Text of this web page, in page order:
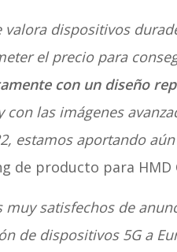
valora dispositivos
el precio para
con un diseño
con las imágenes
estamos aportando
de producto para HMD
muy satisfechos de
de dispositivos 5G a